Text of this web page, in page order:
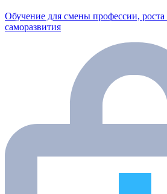
Обучение для смены профессии, роста
саморазвития